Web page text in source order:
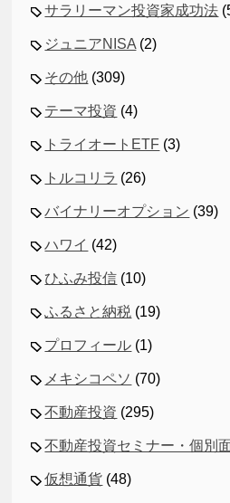
サラリーマン投資家成功法
ジュニアNISA (2)
その他 (309)
テーマ投資 (4)
トライオートETF (3)
トルコリラ (26)
バイナリーオプション (39)
ハワイ (42)
ひふみ投信 (10)
ふるさと納税 (19)
プロフィール (1)
メキシコペソ (70)
不動産投資 (295)
不動産投資セミナー・個別
仮想通貨 (48)